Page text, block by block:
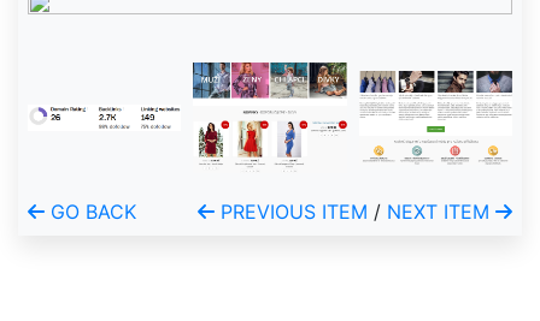
GO BACK PREVIOUS ITEM / NEXT ITEM